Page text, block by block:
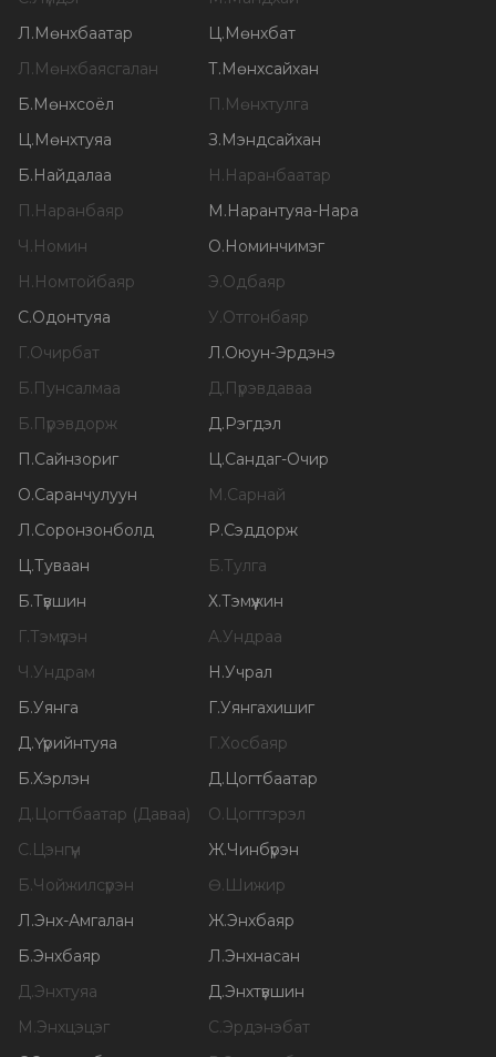
Л . Мөнхбаатар Ц. Мөнхбат
Л . Мөнхбаясгалан Т. Мөнхсайхан
Б. Мөнхсоёл П . Мөнхтулга
Ц. Мөнхтуяа З. Мэндсайхан
Б. Найдалаа Н . Наранбаатар
П . Наранбаяр М . Нарантуяа-Нара
Ч . Номин О. Номинчимэг
Н . Номтойбаяр Э.Одбаяр
С.Одонтуяа У.Отгонбаяр
Г.Очирбат Л .Оюун-Эрдэнэ
Б. Пунсалмаа Д. Пүрэвдаваа
Б. Пүрэвдорж Д. Рэгдэл
П .Сайнзориг Ц.Сандаг-Очир
О.Саранчулуун М .Сарнай
Л .Соронзонболд Р.Сэддорж
Ц.Туваан Б.Тулга
Б.Түвшин Х.Тэмүүжин
Г.Тэмүүлэн А.Ундраа
Ч .Ундрам Н .Учрал
Б.Уянга Г.Уянгахишиг
Д.Үүрийнтуяа Г.Хосбаяр
Б.Хэрлэн Д. Цогтбаатар
Д. Цогтбаатар (Даваа) О. Цогтгэрэл
С. Цэнгүүн Ж.Чинбүрэн
Б.Чойжилсүрэн Ө. Шижир
Л .Энх-Амгалан Ж.Энхбаяр
Б.Энхбаяр Л .Энхнасан
Д.Энхтуяа Д.Энхтүвшин
М .Энхцэцэг С.Эрдэнэбат